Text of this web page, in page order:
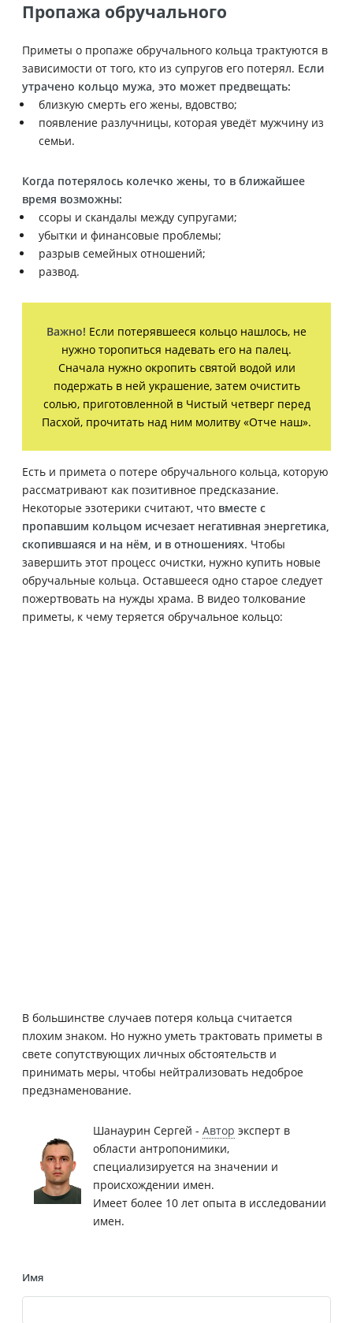
Пропажа обручального
Приметы о пропаже обручального кольца трактуются в
зависимости от того, кто из супругов его потерял. Если
утрачено кольцо мужа, это может предвещать:
близкую смерть его жены, вдовство;
появление разлучницы, которая уведёт мужчину из
семьи.
Когда потерялось колечко жены, то в ближайшее
время возможны:
ссоры и скандалы между супругами;
убытки и финансовые проблемы;
разрыв семейных отношений;
развод.
Важно! Если потерявшееся кольцо нашлось, не
нужно торопиться надевать его на палец.
Сначала нужно окропить святой водой или
подержать в ней украшение, затем очистить
солью, приготовленной в Чистый четверг перед
Пасхой, прочитать над ним молитву «Отче наш».
Есть и примета о потере обручального кольца, которую
рассматривают как позитивное предсказание.
Некоторые эзотерики считают, что вместе с
пропавшим кольцом исчезает негативная энергетика,
скопившаяся и на нём, и в отношениях. Чтобы
завершить этот процесс очистки, нужно купить новые
обручальные кольца. Оставшееся одно старое следует
пожертвовать на нужды храма. В видео толкование
приметы, к чему теряется обручальное кольцо:
В большинстве случаев потеря кольца считается
плохим знаком. Но нужно уметь трактовать приметы в
свете сопутствующих личных обстоятельств и
принимать меры, чтобы нейтрализовать недоброе
предзнаменование.
Шанаурин Сергей - Автор эксперт в
области антропонимики,
специализируется на значении и
происхождении имен.
Имеет более 10 лет опыта в исследовании
имен.
Имя